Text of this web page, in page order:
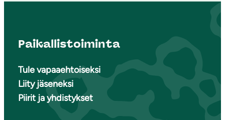
Paikallistoiminta
Tule vapaaehtoiseksi
Liity jäseneksi
Piirit ja yhdistykset